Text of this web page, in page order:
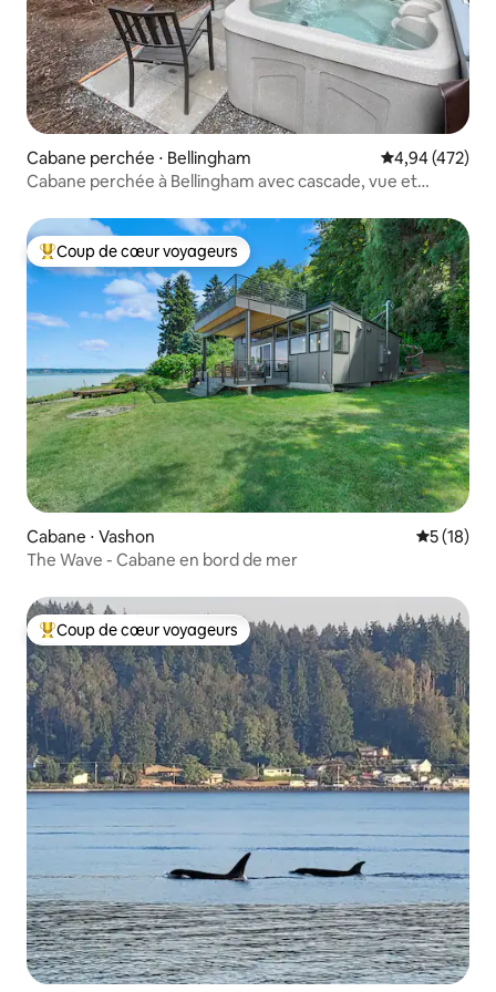
Cabane perchée ⋅ Bellingham Évaluation
4,94 (472)
Cabane perchée à Bellingham avec cascade, vue et
Coups de cœur voyageurs les plus appréciés
Coup de cœur voyageurs
Cabane ⋅ Vashon
5 (18)
The Wave - Cabane en bord de mer
Coups de cœur voyageurs les plus appréciés
Coup de cœur voyageurs